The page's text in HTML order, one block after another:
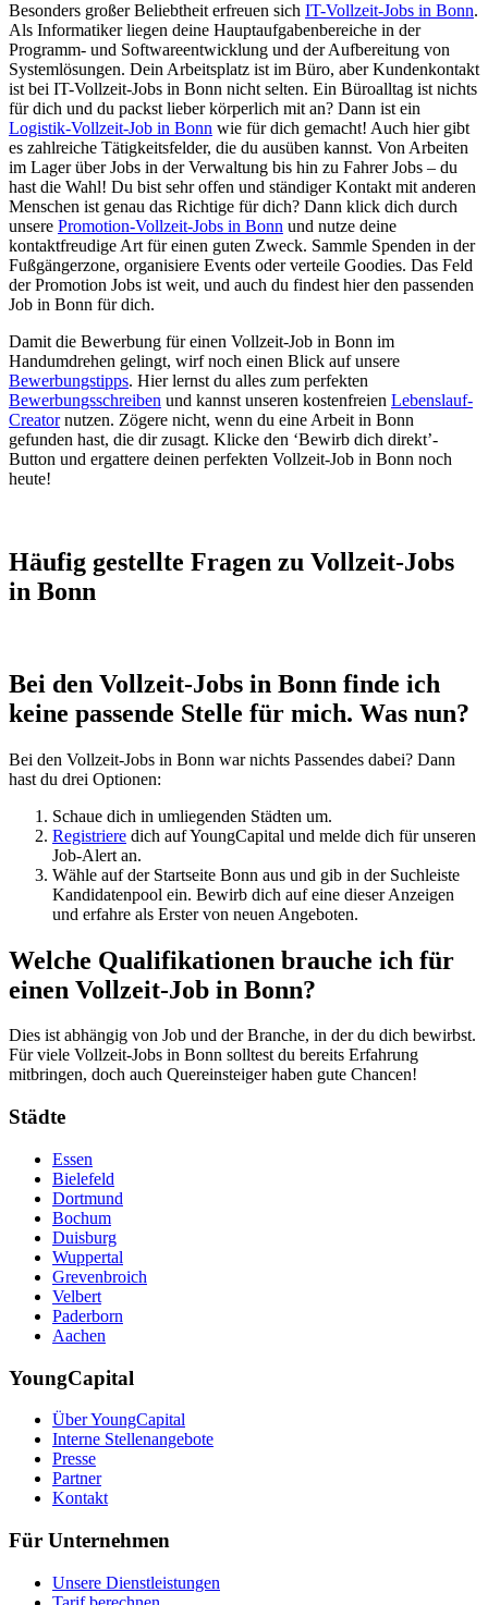
Besonders großer Beliebtheit erfreuen sich IT-Vollzeit-Jobs in Bonn.
Als Informatiker liegen deine Hauptaufgabenbereiche in der
Programm- und Softwareentwicklung und der Aufbereitung von
Systemlösungen. Dein Arbeitsplatz ist im Büro, aber Kundenkontakt
ist bei IT-Vollzeit-Jobs in Bonn nicht selten. Ein Büroalltag ist nichts
für dich und du packst lieber körperlich mit an? Dann ist ein
Logistik-Vollzeit-Job in Bonn wie für dich gemacht! Auch hier gibt
es zahlreiche Tätigkeitsfelder, die du ausüben kannst. Von Arbeiten
im Lager über Jobs in der Verwaltung bis hin zu Fahrer Jobs – du
hast die Wahl! Du bist sehr offen und ständiger Kontakt mit anderen
Menschen ist genau das Richtige für dich? Dann klick dich durch
unsere Promotion-Vollzeit-Jobs in Bonn und nutze deine
kontaktfreudige Art für einen guten Zweck. Sammle Spenden in der
Fußgängerzone, organisiere Events oder verteile Goodies. Das Feld
der Promotion Jobs ist weit, und auch du findest hier den passenden
Job in Bonn für dich.
Damit die Bewerbung für einen Vollzeit-Job in Bonn im
Handumdrehen gelingt, wirf noch einen Blick auf unsere
Bewerbungstipps. Hier lernst du alles zum perfekten
Bewerbungsschreiben und kannst unseren kostenfreien Lebenslauf-
Creatornutzen. Zögere nicht, wenn du eine Arbeit in Bonn
gefunden hast, die dir zusagt. Klicke den ‘Bewirb dich direkt’-
Button und ergattere deinen perfekten Vollzeit-Job in Bonn noch
heute!
Häufig gestellte Fragen zu Vollzeit-Jobs
in Bonn
Bei den Vollzeit-Jobs in Bonn finde ich
keine passende Stelle für mich. Was nun?
Bei den Vollzeit-Jobs in Bonn war nichts Passendes dabei? Dann
hast du drei Optionen:
Schaue dich in umliegenden Städten um.
Registriere dich auf YoungCapital und melde dich für unseren
Job-Alert an.
Wähle auf der Startseite Bonn aus und gib in der Suchleiste
Kandidatenpool ein. Bewirb dich auf eine dieser Anzeigen
und erfahre als Erster von neuen Angeboten.
Welche Qualifikationen brauche ich für
einen Vollzeit-Job in Bonn?
Dies ist abhängig von Job und der Branche, in der du dich bewirbst.
Für viele Vollzeit-Jobs in Bonn solltest du bereits Erfahrung
mitbringen, doch auch Quereinsteiger haben gute Chancen!
Städte
Essen
Bielefeld
Dortmund
Bochum
Duisburg
Wuppertal
Grevenbroich
Velbert
Paderborn
Aachen
YoungCapital
Über YoungCapital
Interne Stellenangebote
Presse
Partner
Kontakt
Für Unternehmen
Unsere Dienstleistungen